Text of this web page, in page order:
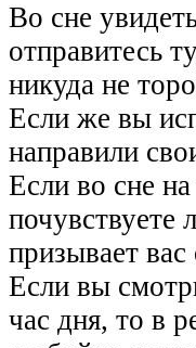
Во сне
отправитесь
никуда не
Если же вы
направили
Если во сне
почувствуете
призывает
Если вы
час дня, то в